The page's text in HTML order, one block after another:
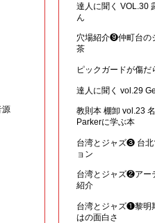
源
達人に聞く VOL.30
ん
穴場紹介❾仲町台の
茶
ピックガードが傷
達人に聞く vol.29
教則本 棚卸 vol.23
Parkerに学ぶ本
台湾とジャズ❸ 台北
ョン
台湾とジャズ❷アー
紹介
台湾とジャズ❶黎明
はの面白さ